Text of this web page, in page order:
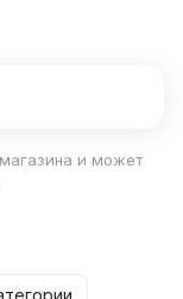
и может